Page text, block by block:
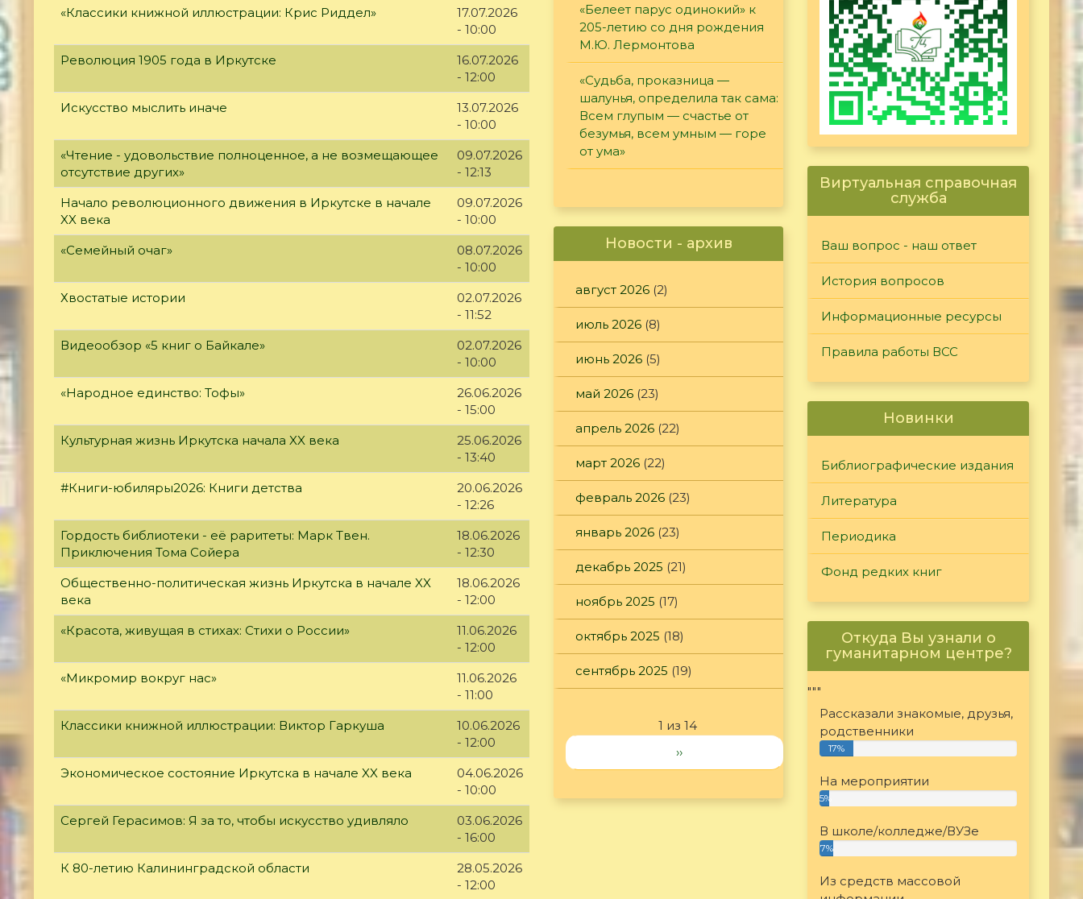
«Классики книжной иллюстрации: Крис Риддел»
17.07.2026
- 10:00
Революция 1905 года в Иркутске
16.07.2026
- 12:00
Искусство мыслить иначе
13.07.2026
- 10:00
«Чтение - удовольствие полноценное, а не возмещающее
отсутствие других»
09.07.2026
- 12:13
Начало революционного движения в Иркутске в начале
XX века
09.07.2026
- 10:00
«Семейный очаг»
08.07.2026
- 10:00
Хвостатые истории
02.07.2026
- 11:52
Видеообзор «5 книг о Байкале»
02.07.2026
- 10:00
«Народное единство: Тофы»
26.06.2026
- 15:00
Культурная жизнь Иркутска начала XX века
25.06.2026
- 13:40
#Книги-юбиляры2026: Книги детства
20.06.2026
- 12:26
Гордость библиотеки - её раритеты: Марк Твен.
Приключения Тома Сойера
18.06.2026
- 12:30
Общественно-политическая жизнь Иркутска в начале XX
века
18.06.2026
- 12:00
«Красота, живущая в стихах: Стихи о России»
11.06.2026
- 12:00
«Микромир вокруг нас»
11.06.2026
- 11:00
Классики книжной иллюстрации: Виктор Гаркуша
10.06.2026
- 12:00
Экономическое состояние Иркутска в начале XX века
04.06.2026
- 10:00
Сергей Герасимов: Я за то, чтобы искусство удивляло
03.06.2026
- 16:00
К 80-летию Калининградской области
28.05.2026
- 12:00
«Белеет парус одинокий» к
205-летию со дня рождения
М.Ю. Лермонтова
«Судьба, проказница —
шалунья, определила так сама:
Всем глупым — счастье от
безумья, всем умным — горе
от ума»
Новости - архив
август 2026 (2)
июль 2026 (8)
июнь 2026 (5)
май 2026 (23)
апрель 2026 (22)
март 2026 (22)
февраль 2026 (23)
январь 2026 (23)
декабрь 2025 (21)
ноябрь 2025 (17)
октябрь 2025 (18)
сентябрь 2025 (19)
1 из 14
››
Виртуальная справочная
служба
Ваш вопрос - наш ответ
История вопросов
Информационные ресурсы
Правила работы ВСС
Новинки
Библиографические издания
Литература
Периодика
Фонд редких книг
Откуда Вы узнали о
гуманитарном центре?
"""
Рассказали знакомые, друзья,
родственники
17%
На мероприятии
5%
В школе/колледже/ВУЗе
7%
Из средств массовой